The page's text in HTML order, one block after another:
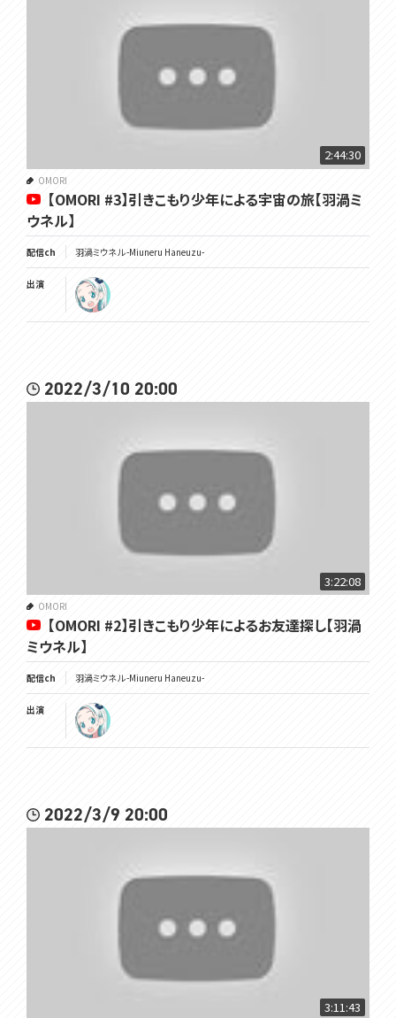
2:44:30
OMORI
【OMORI #3】引きこもり少年による宇宙の旅【羽渦ミ
ウネル】
配信ch 羽渦ミウネル -Miuneru Haneuzu-
出演
2022/3/10 20:00
3:22:08
OMORI
【OMORI #2】引きこもり少年によるお友達探し【羽渦
ミウネル】
配信ch 羽渦ミウネル -Miuneru Haneuzu-
出演
2022/3/9 20:00
3:11:43